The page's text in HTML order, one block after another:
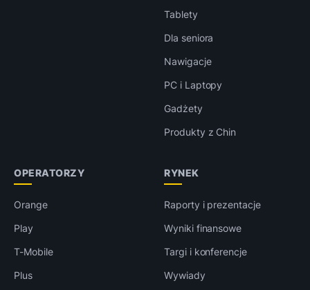
Tablety
Dla seniora
Nawigacje
PC i Laptopy
Gadżety
Produkty z Chin
OPERATORZY
Orange
Play
T-Mobile
Plus
RYNEK
Raporty i prezentacje
Wyniki finansowe
Targi i konferencje
Wywiady